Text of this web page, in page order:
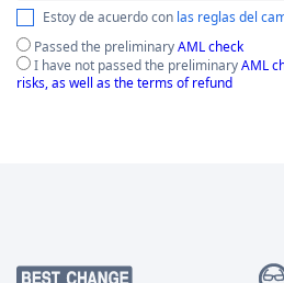
Estoy de acuerdo con las reglas del
Passed the preliminaryAML check
I have not passed the preliminaryAML
risks, as well as the terms of refund